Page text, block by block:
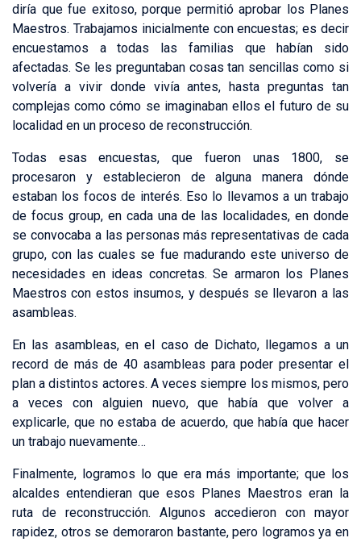
diría que fue exitoso, porque permitió aprobar los Planes
Maestros. Trabajamos inicialmente con encuestas; es decir
encuestamos a todas las familias que habían sido
afectadas. Se les preguntaban cosas tan sencillas como si
volvería a vivir donde vivía antes, hasta preguntas tan
complejas como cómo se imaginaban ellos el futuro de su
localidad en un proceso de reconstrucción.
Todas esas encuestas, que fueron unas 1800, se
procesaron y establecieron de alguna manera dónde
estaban los focos de interés. Eso lo llevamos a un trabajo
de focus group, en cada una de las localidades, en donde
se convocaba a las personas más representativas de cada
grupo, con las cuales se fue madurando este universo de
necesidades en ideas concretas. Se armaron los Planes
Maestros con estos insumos, y después se llevaron a las
asambleas.
En las asambleas, en el caso de Dichato, llegamos a un
record de más de 40 asambleas para poder presentar el
plan a distintos actores. A veces siempre los mismos, pero
a veces con alguien nuevo, que había que volver a
explicarle, que no estaba de acuerdo, que había que hacer
un trabajo nuevamente…
Finalmente, logramos lo que era más importante; que los
alcaldes entendieran que esos Planes Maestros eran la
ruta de reconstrucción. Algunos accedieron con mayor
rapidez, otros se demoraron bastante, pero logramos ya en